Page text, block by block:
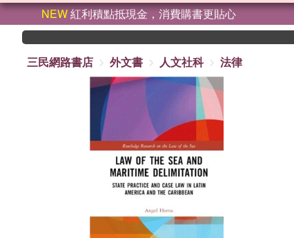
NEW紅利積點抵現金，消費購書更貼心
三民網路書店
外文書 人文社科 法律